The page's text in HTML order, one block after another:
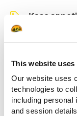
This website uses
Our website uses
technologies to
including personal
and session
Kaas
Cheese Pickers
Ter plekke
ZIE